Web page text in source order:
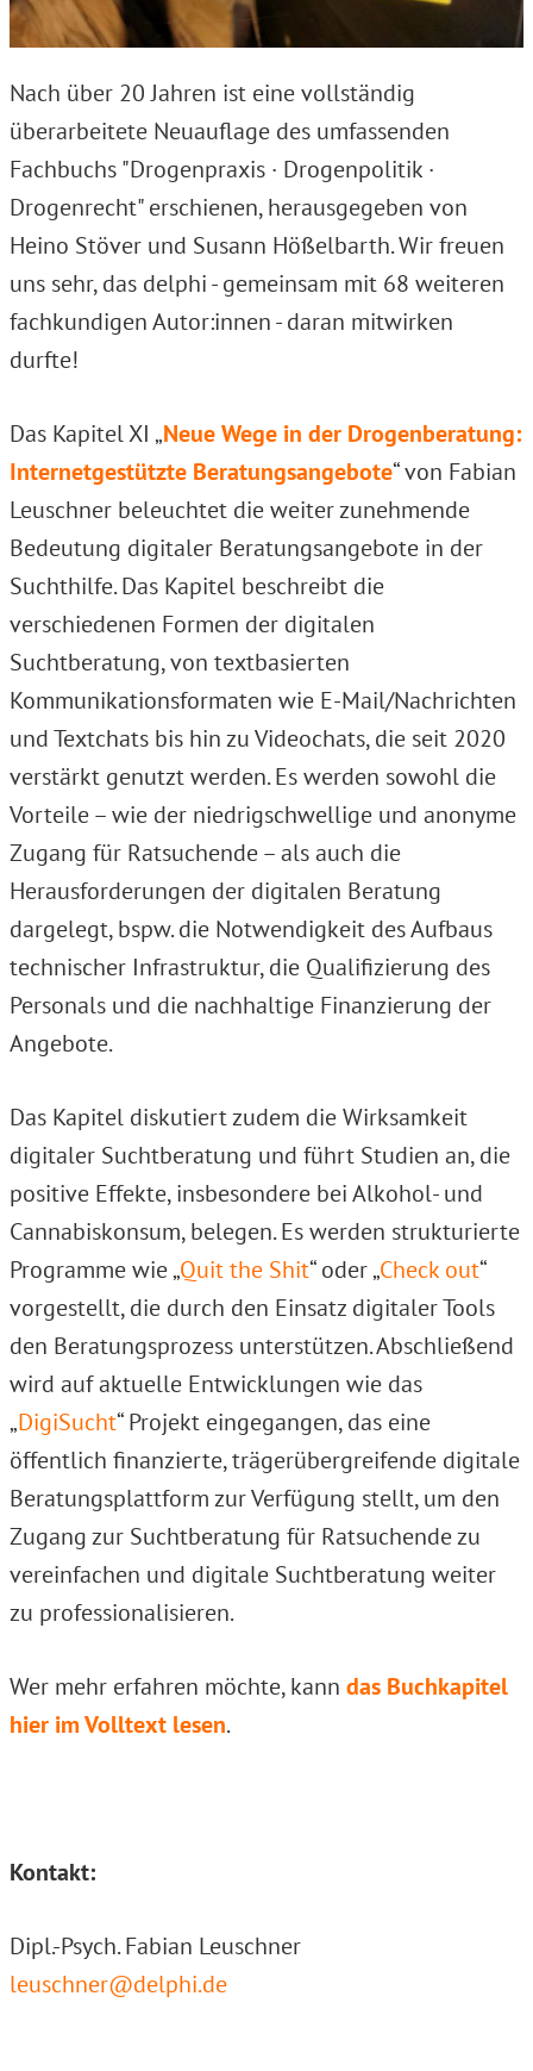
Nach über 20 Jahren ist eine vollständig
überarbeitete Neuauflage des umfassenden
Fachbuchs "Drogenpraxis · Drogenpolitik ·
Drogenrecht" erschienen, herausgegeben von
Heino Stöver und Susann Hößelbarth. Wir freuen
uns sehr, das delphi - gemeinsam mit 68 weiteren
fachkundigen Autor:innen - daran mitwirken
durfte!
Das Kapitel XI „Neue Wege in der Drogenberatung:
Internetgestützte Beratungsangebote“ von Fabian
Leuschner beleuchtet die weiter zunehmende
Bedeutung digitaler Beratungsangebote in der
Suchthilfe. Das Kapitel beschreibt die
verschiedenen Formen der digitalen
Suchtberatung, von textbasierten
Kommunikationsformaten wie E-Mail/Nachrichten
und Textchats bis hin zu Videochats, die seit 2020
verstärkt genutzt werden. Es werden sowohl die
Vorteile – wie der niedrigschwellige und anonyme
Zugang für Ratsuchende – als auch die
Herausforderungen der digitalen Beratung
dargelegt, bspw. die Notwendigkeit des Aufbaus
technischer Infrastruktur, die Qualifizierung des
Personals und die nachhaltige Finanzierung der
Angebote.
Das Kapitel diskutiert zudem die Wirksamkeit
digitaler Suchtberatung und führt Studien an, die
positive Effekte, insbesondere bei Alkohol- und
Cannabiskonsum, belegen. Es werden strukturierte
Programme wie „Quit the Shit“ oder „Check out“
vorgestellt, die durch den Einsatz digitaler Tools
den Beratungsprozess unterstützen. Abschließend
wird auf aktuelle Entwicklungen wie das
„DigiSucht“ Projekt eingegangen, das eine
öffentlich finanzierte, trägerübergreifende digitale
Beratungsplattform zur Verfügung stellt, um den
Zugang zur Suchtberatung für Ratsuchende zu
vereinfachen und digitale Suchtberatung weiter
zu professionalisieren.
Wer mehr erfahren möchte, kann das Buchkapitel
hier im Volltext lesen.
Kontakt:
Dipl.-Psych. Fabian Leuschner
leuschner@delphi.de